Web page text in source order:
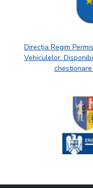
Direcția Regim
Vehiculelor.